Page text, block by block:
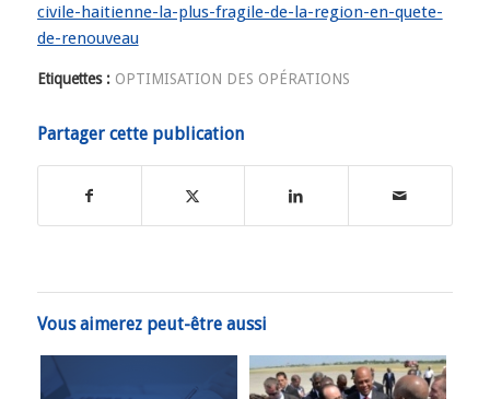
civile-haitienne-la-plus-fragile-de-la-region-en-quete-
de-renouveau
Etiquettes : OPTIMISATION DES OPÉRATIONS
Partager cette publication
Vous aimerez peut-être aussi